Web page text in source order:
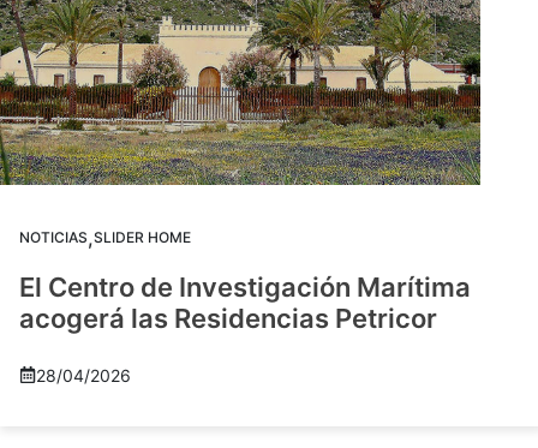
NOTICIAS,SLIDER HOME
El Centro de Investigación Marítima
acogerá las Residencias Petricor
28/04/2026